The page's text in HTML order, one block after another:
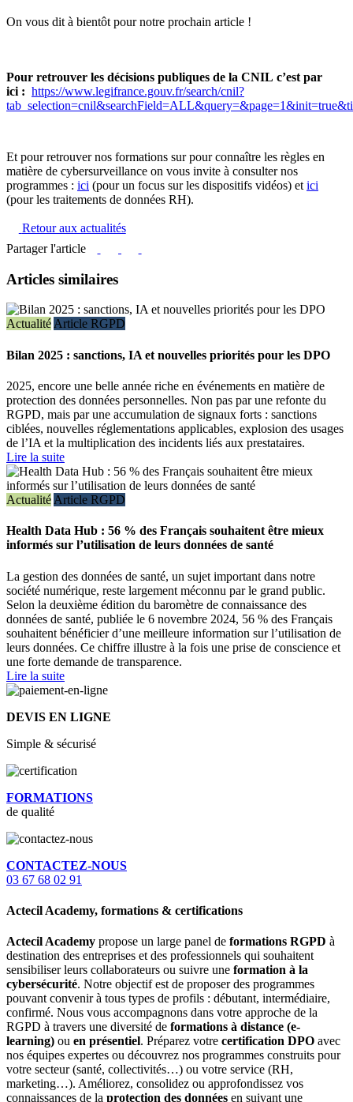
On vous dit à bientôt pour notre prochain article !
Pour retrouver les décisions publiques de la CNIL c’est par
ici : https://www.legifrance.gouv.fr/search/cnil?
Et pour retrouver nos formations sur pour connaître les règles en
matière de cybersurveillance on vous invite à consulter nos
programmes : ici (pour un focus sur les dispositifs vidéos) et ici
(pour les traitements de données RH).
Retour aux actualités
Partager l'article
Articles similaires
ActualitéArticle RGPD
Bilan 2025 : sanctions, IA et nouvelles priorités pour les DPO
2025, encore une belle année riche en événements en matière de
protection des données personnelles. Non pas par une refonte du
RGPD, mais par une accumulation de signaux forts : sanctions
ciblées, nouvelles réglementations applicables, explosion des usages
de l’IA et la multiplication des incidents liés aux prestataires.
Lire la suite
Actualité Article RGPD
Health Data Hub : 56 % des Français souhaitent être mieux
informés sur l’utilisation de leurs données de santé
La gestion des données de santé, un sujet important dans notre
société numérique, reste largement méconnu par le grand public.
Selon la deuxième édition du baromètre de connaissance des
données de santé, publiée le 6 novembre 2024, 56 % des Français
souhaitent bénéficier d’une meilleure information sur l’utilisation de
leurs données. Ce chiffre illustre à la fois une prise de conscience et
une forte demande de transparence.
Lire la suite
DEVIS EN LIGNE
Simple & sécurisé
FORMATIONS
de qualité
CONTACTEZ-NOUS
03 67 68 02 91
Actecil Academy, formations & certifications
Actecil Academy propose un large panel de formations RGPD à
destination des entreprises et des professionnels qui souhaitent
sensibiliser leurs collaborateurs ou suivre une formation à la
cybersécurité. Notre objectif est de proposer des programmes
pouvant convenir à tous types de profils : débutant, intermédiaire,
confirmé. Nous vous accompagnons dans votre approche de la
RGPD à travers une diversité de formations à distance (e-
learning) ou en présentiel. Préparez votre certification DPO avec
nos équipes expertes ou découvrez nos programmes construits pour
votre secteur (santé, collectivités…) ou votre service (RH,
marketing…). Améliorez, consolidez ou approfondissez vos
connaissances de la protection des données en suivant une